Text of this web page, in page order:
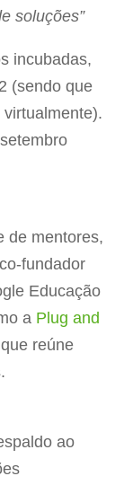
soluções”
incubadas,
(sendo que
de mentores,
fundador
Educação
a Plug and
reúne
ao